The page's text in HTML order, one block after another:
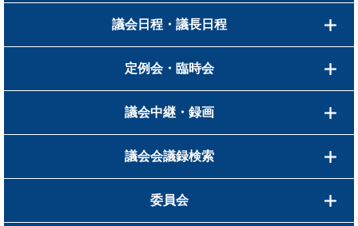
議会日程・議長日程
定例会・臨時会
議会中継・録画
議会会議録検索
委員会